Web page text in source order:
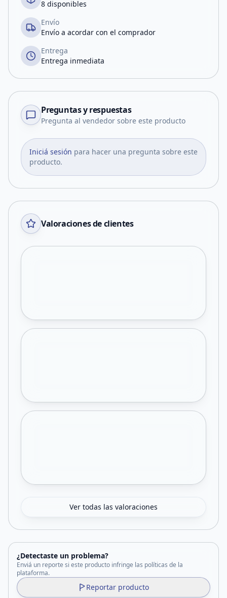
8 disponibles
Envío
Envío a acordar con el comprador
Entrega
Entrega inmediata
Preguntas y respuestas
Pregunta al vendedor sobre este producto
Iniciá sesión para hacer una pregunta sobre este
producto.
Valoraciones de clientes
Ver todas las valoraciones
¿Detectaste un problema?
Enviá un reporte si este producto infringe las políticas de la
plataforma.
Reportar producto